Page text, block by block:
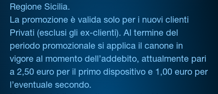
Regione Sicilia.
La promozione è valida solo per i nuovi clienti
Privati (esclusi gli ex-clienti). Al termine del
periodo promozionale si applica il canone in
vigore al momento dell’addebito, attualmente pari
a 2,50 euro per il primo dispositivo e 1,00 euro per
l’eventuale secondo.